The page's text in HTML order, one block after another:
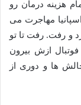
هزینه درمان رو
مهاجرت می
و رفت. رفت تا تو
ازش بیرون
ها و دوری از